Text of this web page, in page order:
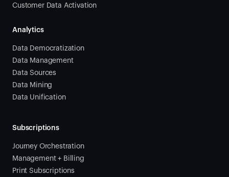
Customer Data Activation
Analytics
Data Democratization
Data Management
Data Sources
Data Mining
Data Unification
Subscriptions
Journey Orchestration
Management + Billing
Print Subscriptions